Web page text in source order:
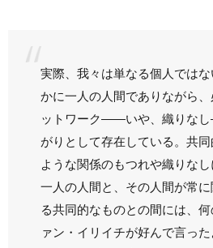
実際、我々は単なる個人では
かに一人の人間でありながら
ットワーク――いや、織りな
がりとして存在している。共
ような関係のもつれや織りなし
一人の人間と、その人間が常
る共同的なものとの間には、
ァン・イリイチが好んで言っ